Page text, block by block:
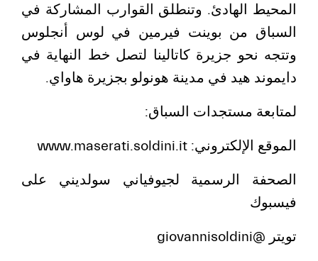
المحيط الهادئ. وتنطلق القوارب المشاركة في
السباق من بوينت فيرمين في لوس أنجلوس
وتتجه نحو جزيرة كاتالينا لتصل خط النهاية في
دايموند هيد في مدينة هونولو بجزيرة هاواي.
لمتابعة مستجدات السباق:
الموقع الإلكتروني: www.maserati.soldini.it
الصحفة الرسمية لجيوفياني سولديني على
فيسبوك
تويتر @giovannisoldini